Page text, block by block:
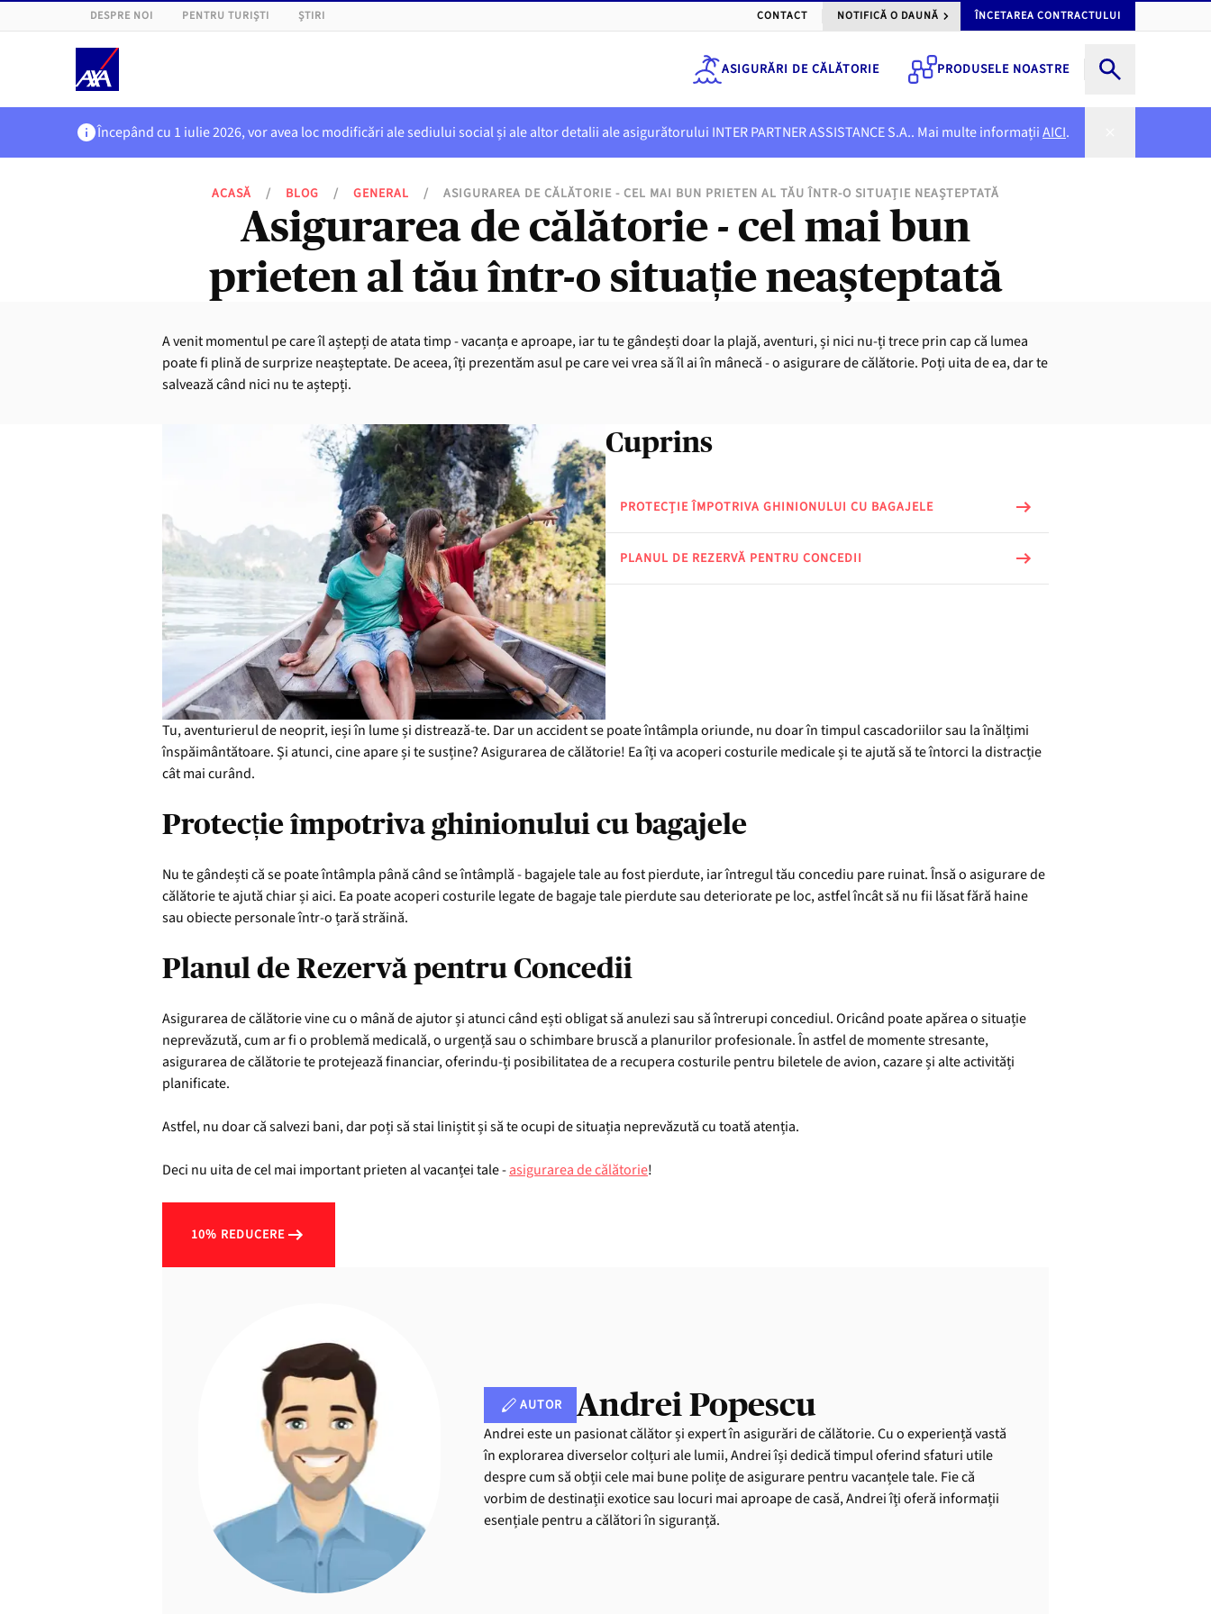
DESPRE NOI PENTRU TURIȘTI ȘTIRI CONTACT NOTIFICĂ O DAUNĂ ÎNCETAREA CONTRACTULUI
ASIGURĂRI DE CĂLĂTORIE PRODUSELE NOASTRE
Începând cu 1 iulie 2026, vor avea loc modificări ale sediului social și ale altor detalii ale asigurătorului INTER PARTNER ASSISTANCE S.A.. Mai multe informațiiAICI.
ACASĂ / BLOG / GENERAL / ASIGURAREA DE CĂLĂTORIE - CEL MAI BUN PRIETEN AL TĂU ÎNTR-O SITUAȚIE NEAȘTEPTATĂ
Asigurarea de călătorie - cel mai bun
prieten al tău într-o situație neașteptată
A venit momentul pe care îl aștepți de atata timp - vacanța e aproape, iar tu te gândești doar la plajă, aventuri, și nici nu-ți trece prin cap că lumea
poate fi plină de surprize neașteptate. De aceea, îți prezentăm asul pe care vei vrea să îl ai în mânecă - o asigurare de călătorie. Poți uita de ea, dar te
salvează când nici nu te aștepți.
Cuprins
PROTECȚIE ÎMPOTRIVA GHINIONULUI CU BAGAJELE
PLANUL DE REZERVĂ PENTRU CONCEDII
Tu, aventurierul de neoprit, ieși în lume și distrează-te. Dar un accident se poate întâmpla oriunde, nu doar în timpul cascadoriilor sau la înălțimi
înspăimântătoare. Și atunci, cine apare și te susține? Asigurarea de călătorie! Ea îți va acoperi costurile medicale și te ajută să te întorci la distracție
cât mai curând.
Protecție împotriva ghinionului cu bagajele
Nu te gândești că se poate întâmpla până când se întâmplă - bagajele tale au fost pierdute, iar întregul tău concediu pare ruinat. Însă o asigurare de
călătorie te ajută chiar și aici. Ea poate acoperi costurile legate de bagaje tale pierdute sau deteriorate pe loc, astfel încât să nu fii lăsat fără haine
sau obiecte personale într-o țară străină.
Planul de Rezervă pentru Concedii
Asigurarea de călătorie vine cu o mână de ajutor și atunci când ești obligat să anulezi sau să întrerupi concediul. Oricând poate apărea o situație
neprevăzută, cum ar fi o problemă medicală, o urgență sau o schimbare bruscă a planurilor profesionale. În astfel de momente stresante,
asigurarea de călătorie te protejează financiar, oferindu-ți posibilitatea de a recupera costurile pentru biletele de avion, cazare și alte activități
planificate.
Astfel, nu doar că salvezi bani, dar poți să stai liniștit și să te ocupi de situația neprevăzută cu toată atenția.
Deci nu uita de cel mai important prieten al vacanței tale -asigurarea de călătorie!
10% REDUCERE
AUTOR Andrei Popescu
Andrei este un pasionat călător și expert în asigurări de călătorie. Cu o experiență vastă
în explorarea diverselor colțuri ale lumii, Andrei își dedică timpul oferind sfaturi utile
despre cum să obții cele mai bune polițe de asigurare pentru vacanțele tale. Fie că
vorbim de destinații exotice sau locuri mai aproape de casă, Andrei îți oferă informații
esențiale pentru a călători în siguranță.